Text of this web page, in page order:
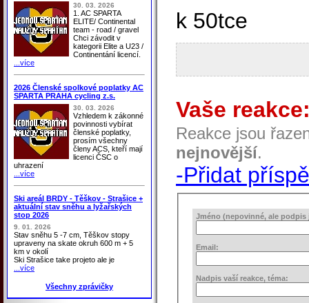
30. 03. 2026
1. AC SPARTA
ELITE/ Continental
team - road / gravel
Chci závodit v
kategorii Elite a U23 /
Continentání licencí.
...více
2026 Členské spolkové poplatky AC
SPARTA PRAHA cycling z.s.
30. 03. 2026
Vzhledem k zákonné
povinnosti vybírat
členské poplatky,
prosím všechny
členy ACS, kteří mají
licenci ČSC o
uhrazení
...více
Ski areál BRDY - Těškov - Strašice +
aktuální stav sněhu a lyžařských
stop 2026
9. 01. 2026
Stav sněhu 5 -7 cm, Těškov stopy
upraveny na skate okruh 600 m + 5
km v okolí
Ski Strašice take projeto ale je
...více
Všechny zprávičky
k 50tce
Vaše
Reakce jsou
nejnovější.
-Přidat
Jméno (nepovinné, ale podpis
Email:
Nadpis vaší reakce, téma: